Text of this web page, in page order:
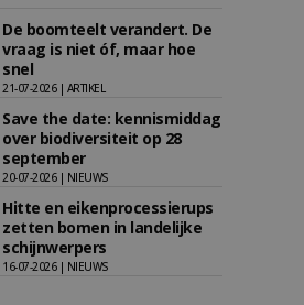
De boomteelt verandert. De
vraag is niet óf, maar hoe
snel
21-07-2026 | ARTIKEL
Save the date: kennismiddag
over biodiversiteit op 28
september
20-07-2026 | NIEUWS
Hitte en eikenprocessierups
zetten bomen in landelijke
schijnwerpers
16-07-2026 | NIEUWS